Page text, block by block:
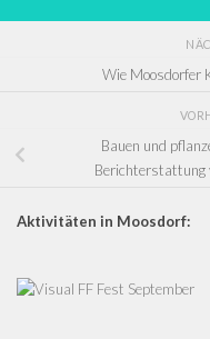
Wie Moosdorfer
Bauen und
Berichterstattung
Aktivitäten in Moosdorf: